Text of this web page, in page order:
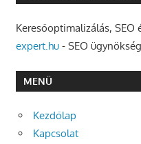
Keresőoptimalizálás,
expert.hu- SEO
MENÜ
Kezdőlap
Kapcsolat